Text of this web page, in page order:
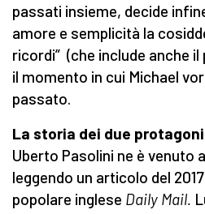
passati insieme, decide
amore e semplicità la
ricordi” (che include anche
il momento in cui Michael
passato.
La storia dei due
Uberto Pasolini ne è venuto
leggendo un articolo del
popolare inglese Daily Mail.